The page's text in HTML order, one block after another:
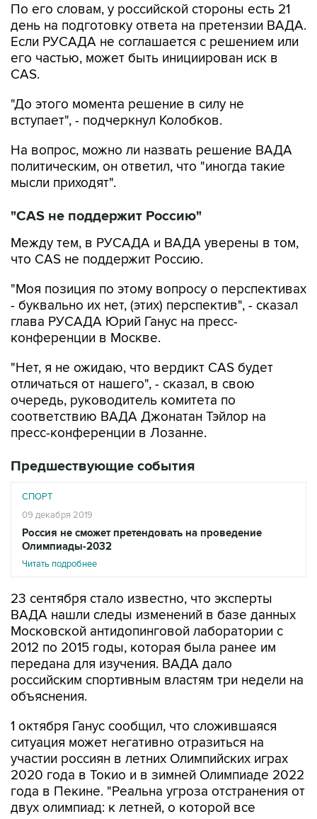
По его словам, у российской стороны есть 21
день на подготовку ответа на претензии ВАДА.
Если РУСАДА не соглашается с решением или
его частью, может быть инициирован иск в
CAS.
"До этого момента решение в силу не
вступает", - подчеркнул Колобков.
На вопрос, можно ли назвать решение ВАДА
политическим, он ответил, что "иногда такие
мысли приходят".
"CAS не поддержит Россию"
Между тем, в РУСАДА и ВАДА уверены в том,
что CAS не поддержит Россию.
"Моя позиция по этому вопросу о перспективах
- буквально их нет, (этих) перспектив", - сказал
глава РУСАДА Юрий Ганус на пресс-
конференции в Москве.
"Нет, я не ожидаю, что вердикт CAS будет
отличаться от нашего", - сказал, в свою
очередь, руководитель комитета по
соответствию ВАДА Джонатан Тэйлор на
пресс-конференции в Лозанне.
Предшествующие события
СПОРТ
09 декабря 2019
Россия не сможет претендовать на проведение
Олимпиады-2032
Читать подробнее
23 сентября стало известно, что эксперты
ВАДА нашли следы изменений в базе данных
Московской антидопинговой лаборатории с
2012 по 2015 годы, которая была ранее им
передана для изучения. ВАДА дало
российским спортивным властям три недели на
объяснения.
1 октября Ганус сообщил, что сложившаяся
ситуация может негативно отразиться на
участии россиян в летних Олимпийских играх
2020 года в Токио и в зимней Олимпиаде 2022
года в Пекине. "Реальна угроза отстранения от
двух олимпиад: к летней, о которой все